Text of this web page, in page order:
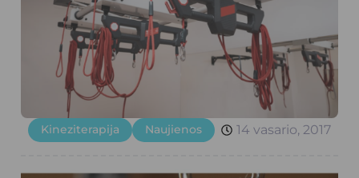
Kineziterapija Naujienos 14 vasario, 2017